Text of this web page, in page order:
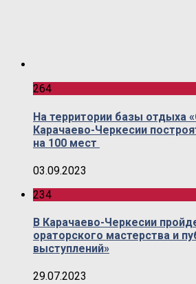
264
На территории базы отдыха
Карачаево-Черкесии
на 100 мест
03.09.2023
234
В Карачаево-Черкесии
ораторского мастерства и
выступлений»
29.07.2023